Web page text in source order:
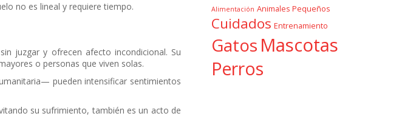
no es lineal y requiere tiempo.
juzgar y ofrecen afecto incondicional. Su
o personas que viven solas.
pueden intensificar sentimientos
su sufrimiento, también es un acto de
Alimentación Animales Pequeños
Cuidados Entrenamiento
Gatos Mascotas
Perros